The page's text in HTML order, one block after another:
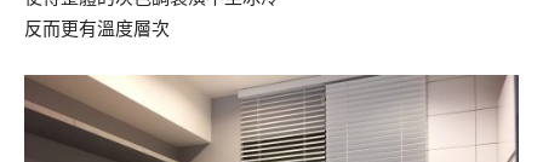
反而更有溫度層次